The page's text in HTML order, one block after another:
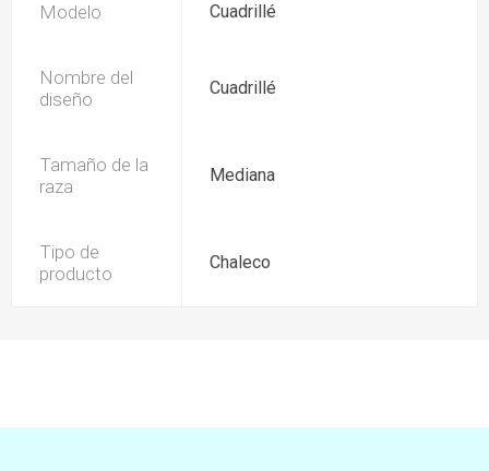
Modelo Cuadrillé
Nombre del
diseño
Cuadrillé
Tamaño de la
raza
Mediana
Tipo de
producto
Chaleco